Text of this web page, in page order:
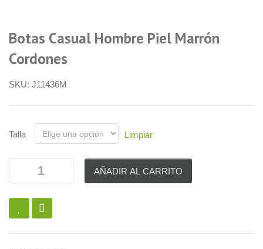
Botas Casual Hombre Piel Marrón
Cordones
SKU: J11436M
Talla Limpiar
AÑADIR AL CARRITO